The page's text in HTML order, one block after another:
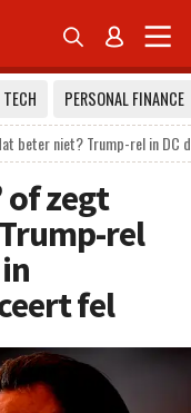
 
TECH
PERSONAL FINANCE
beter niet? Trump-rel in
of zegt
rel
fel